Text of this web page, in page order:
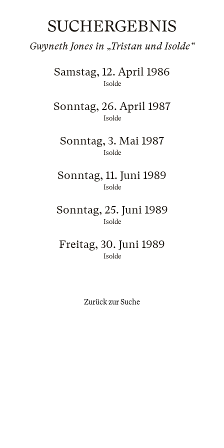
SUCHERGEBNIS
Gwyneth Jones in „Tristan und Isolde“
Samstag, 12. April 1986
Isolde
Sonntag, 26. April 1987
Isolde
Sonntag, 3. Mai 1987
Isolde
Sonntag, 11. Juni 1989
Isolde
Sonntag, 25. Juni 1989
Isolde
Freitag, 30. Juni 1989
Isolde
Zurück zur Suche